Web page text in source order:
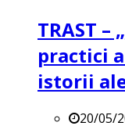
TRAST
practici
istorii
20/05/